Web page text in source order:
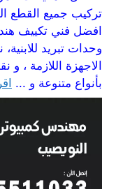
تركيب جميع القطع
افضل فني تكييف
وحدات تبريد
الاجهزة اللازمة ،
بأنواع متنوعة و ...